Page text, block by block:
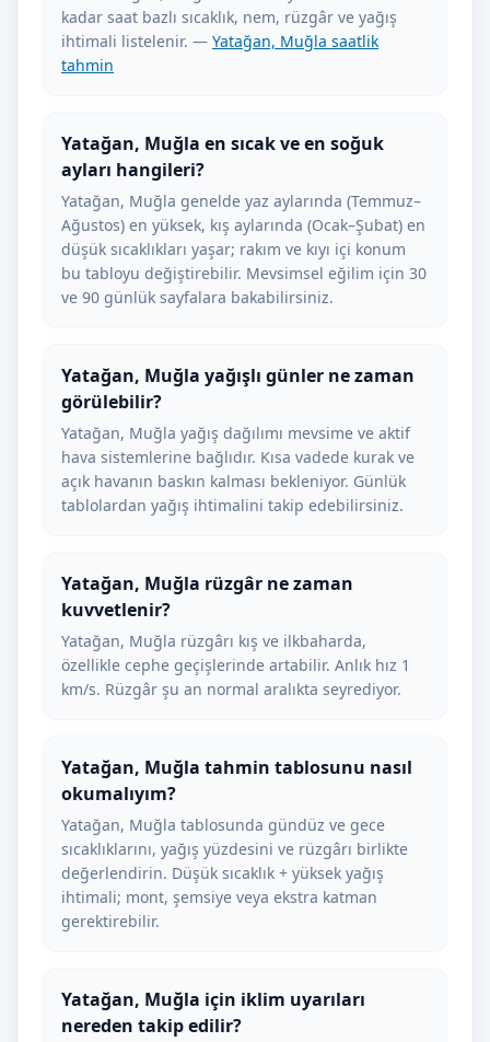
kadar saat bazlı sıcaklık, nem, rüzgâr ve yağış
ihtimali listelenir. — Yatağan, Muğla saatlik
tahmin
Yatağan, Muğla en sıcak ve en soğuk
ayları hangileri?
Yatağan, Muğla genelde yaz aylarında (Temmuz–
Ağustos) en yüksek, kış aylarında (Ocak–Şubat) en
düşük sıcaklıkları yaşar; rakım ve kıyı içi konum
bu tabloyu değiştirebilir. Mevsimsel eğilim için 30
ve 90 günlük sayfalara bakabilirsiniz.
Yatağan, Muğla yağışlı günler ne zaman
görülebilir?
Yatağan, Muğla yağış dağılımı mevsime ve aktif
hava sistemlerine bağlıdır. Kısa vadede kurak ve
açık havanın baskın kalması bekleniyor. Günlük
tablolardan yağış ihtimalini takip edebilirsiniz.
Yatağan, Muğla rüzgâr ne zaman
kuvvetlenir?
Yatağan, Muğla rüzgârı kış ve ilkbaharda,
özellikle cephe geçişlerinde artabilir. Anlık hız 1
km/s. Rüzgâr şu an normal aralıkta seyrediyor.
Yatağan, Muğla tahmin tablosunu nasıl
okumalıyım?
Yatağan, Muğla tablosunda gündüz ve gece
sıcaklıklarını, yağış yüzdesini ve rüzgârı birlikte
değerlendirin. Düşük sıcaklık + yüksek yağış
ihtimali; mont, şemsiye veya ekstra katman
gerektirebilir.
Yatağan, Muğla için iklim uyarıları
nereden takip edilir?